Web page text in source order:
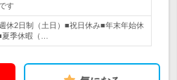
す
休2日制（土日）■祝日休み■年末年始休
季休暇（…